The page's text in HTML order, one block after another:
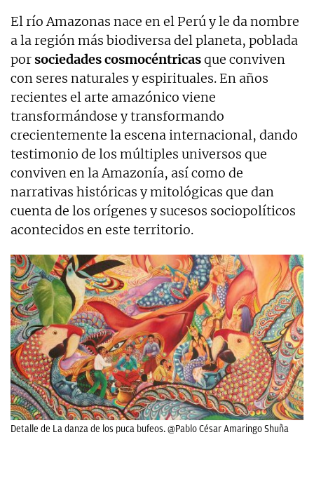
El río Amazonas nace en el Perú y le da nombre
a la región más biodiversa del planeta, poblada
porsociedades cosmocéntricasque conviven
con seres naturales y espirituales. En años
recientes el arte amazónico viene
transformándose y transformando
crecientemente la escena internacional, dando
testimonio de los múltiples universos que
conviven en la Amazonía, así como de
narrativas históricas y mitológicas que dan
cuenta de los orígenes y sucesos sociopolíticos
acontecidos en este territorio.
Detalle de La danza de los puca bufeos. @Pablo César Amaringo Shuña